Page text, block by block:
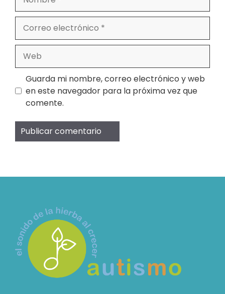
electrónico
Guarda mi nombre, correo electrónico y web
en este navegador para la próxima vez que
comente.